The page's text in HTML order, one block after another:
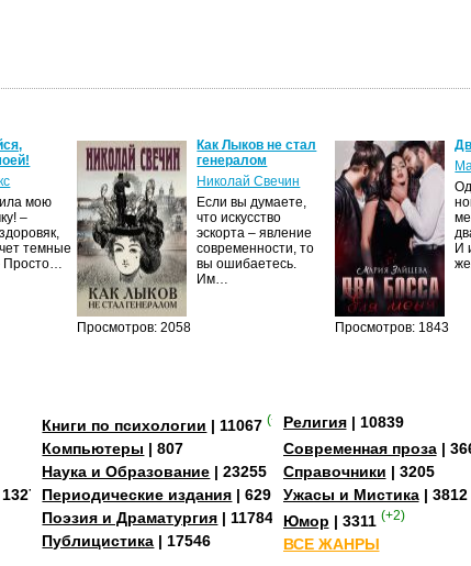
мою
–
темные
Просто…
Просмотров: 2058
Как Лыков не стал
генералом
Николай Свечин
Если вы думаете,
что искусство
эскорта – явление
современности, то
вы ошибаетесь.
Им…
Просмотров: 1843
И
13273
Книги по психологии | 11067 (+2)
Компьютеры | 807
Наука и Образование | 23255
Периодические издания | 629
Поэзия и Драматургия | 11784
Публицистика | 17546
Религия| 10839
Современная проза|
Справочники | 3205
Ужасы и Мистика| 3812
Юмор | 3311 (+2)
ВСЕ ЖАНРЫ